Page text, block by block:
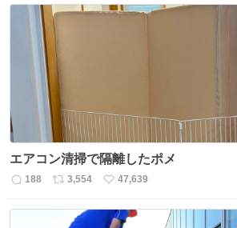
ス
ト
数
ね
エアコン清掃で隔離したポメ
返
188
リ
3,554
い
ね
47,639